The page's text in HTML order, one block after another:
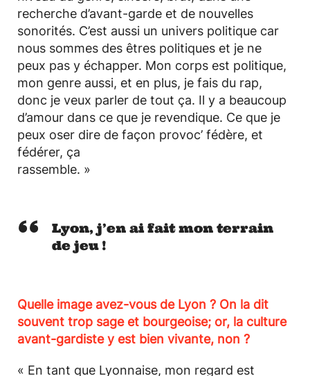
recherche d’avant-garde et de nouvelles
sonorités. C’est aussi un univers politique car
nous sommes des êtres politiques et je ne
peux pas y échapper. Mon corps est politique,
mon genre aussi, et en plus, je fais du rap,
donc je veux parler de tout ça. Il y a beaucoup
d’amour dans ce que je revendique. Ce que je
peux oser dire de façon provoc’ fédère, et
fédérer, ça
rassemble. »
Lyon, j’en ai fait mon terrain
de jeu !
Quelle image avez-vous de Lyon ? On la dit
souvent trop sage et bourgeoise; or, la culture
avant-gardiste y est bien vivante, non ?
« En tant que Lyonnaise, mon regard est